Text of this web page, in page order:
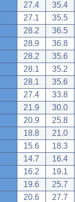
27.4
35.4
27.1
35.5
28.2
36.5
28.9
36.8
28.2
35.6
28.1
35.2
28.1
35.6
27.4
33.8
21.9
30.0
20.9
25.8
18.8
21.0
15.6
18.3
14.7
16.4
16.2
19.1
19.6
25.7
20.6
27.7